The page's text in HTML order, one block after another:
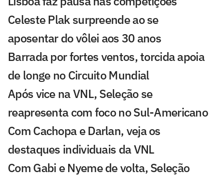
Celeste Plak surpreende ao se
aposentar do vôlei aos 30 anos
Barrada por fortes ventos, torcida apoia
de longe no Circuito Mundial
Após vice na VNL, Seleção se
reapresenta com foco no Sul-Americano
Com Cachopa e Darlan, veja os
destaques individuais da VNL
Com Gabi e Nyeme de volta, Seleção